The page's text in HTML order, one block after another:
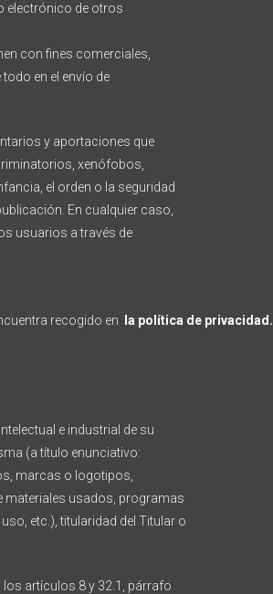
electrónico de otros
con fines comerciales,
en el envío de
y aportaciones que
xenófobos,
el orden o la seguridad
En cualquier caso,
usuarios a través de
recogido en
la política de privacidad.
e industrial de su
(a título enunciativo:
marcas o logotipos,
materiales usados, programas
etc.), titularidad del Titular o
artículos 8 y 32.1, párrafo